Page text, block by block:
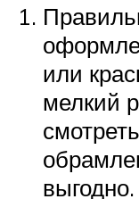
или
мелкий